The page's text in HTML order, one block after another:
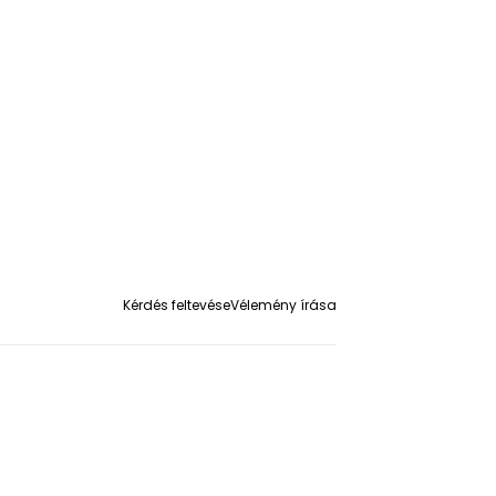
Kérdés feltevéseVélemény írása